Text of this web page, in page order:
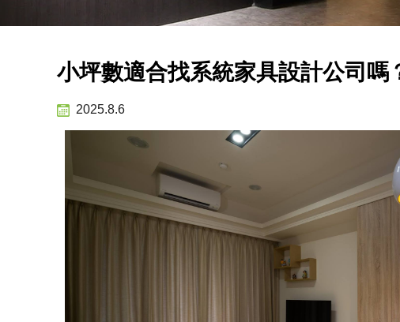
小坪數適合找系統家具設計公司嗎
2025.8.6